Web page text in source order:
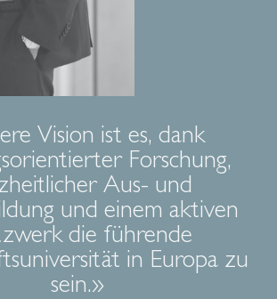
Vision ist es, dank
Forschung,
Aus- und
und einem aktiven
die führende
in Europa zu
sein.»